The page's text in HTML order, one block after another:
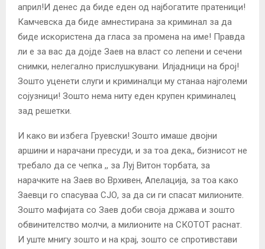
април!И денес да биде еден од најбогатите пратеници!
Камчевска да биде амнестирана за криминал за да
биде искористена да гласа за промена на име! Правда
ли е за вас да дојде Заев на власт со лепени и сечени
снимки, нелегално прислушкувани. Илјадници на број!
Зошто уценети слуги и криминалци му станаа најголеми
сојузници! Зошто нема ниту еден крупен криминалец
зад решетки.
И како ви избега Груевски! Зошто имаше двојни
аршини и нарачани пресуди, и за тоа дека,, бизнисот не
требало да се чепка ,, за Луј Витон торбата, за
нарачките на Заев во Врхивен, Апелација, за тоа како
Заевци го спасуваа СЈО, за да си ги спасат милионите.
Зошто мафијата со Заев доби своја држава и зошто
обвинителство молчи, а милионите на СКОТОТ раснат.
И уште мнигу зошто и на крај, зошто се спротивстави